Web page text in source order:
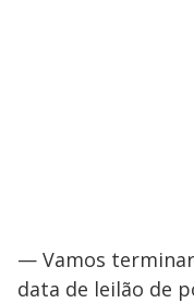
— Vamos
data de leilão de